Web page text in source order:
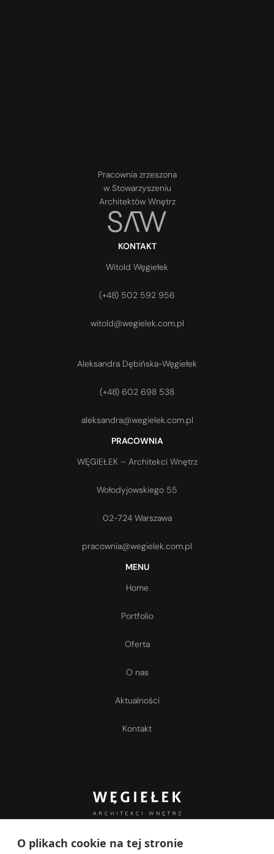
Pracownia zrzeszona
w Stowarzyszeniu
Architektów Wnętrz
KONTAKT
Witold Węgiełek
(+48) 502 592 956
witold@wegielek.com.pl
Aleksandra Dębińska-Węgiełek
(+48) 602 698 538
aleksandra@wegielek.com.pl
PRACOWNIA
WĘGIEŁEK – Architekci Wnętrz
Wołodyjowskiego 55
02-724 Warszawa
pracownia@wegielek.com.pl
MENU
Home
Portfolio
Oferta
O nas
Aktualności
Kontakt
Obserwuj nas
O plikach cookie na tej stronie